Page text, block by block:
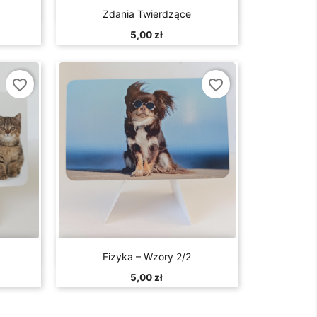
Szybki podgląd
Zdania Twierdzące
5,00 zł
favorite_border
Szybki podgląd
Fizyka – Wzory 2/2
5,00 zł
favorite_border